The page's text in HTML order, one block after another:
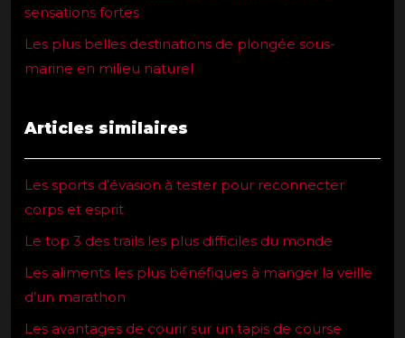
sensations fortes
Les plus belles destinations de plongée sous-
marine en milieu naturel
Articles similaires
Les sports d’évasion à tester pour reconnecter
corps et esprit
Le top 3 des trails les plus difficiles du monde
Les aliments les plus bénéfiques à manger la veille
d’un marathon
Les avantages de courir sur un tapis de course